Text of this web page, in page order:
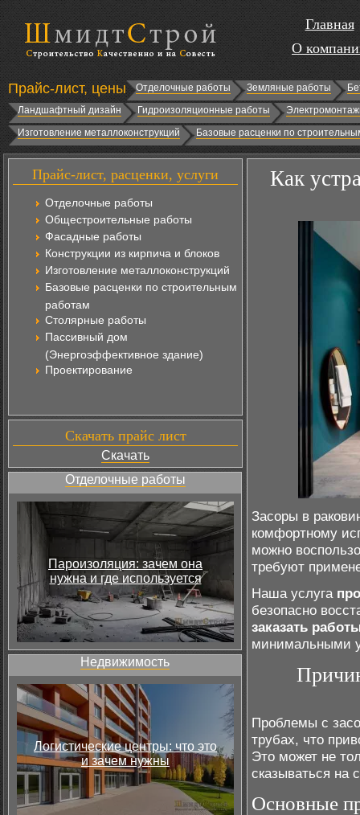
Главная
О
Прайс-лист, цены Отделочные работы Земляные работы
Ландшафтный дизайн
Гидроизоляционные работы
Изготовление металлоконструкций
Базовые расценки по
Прайс-лист, расценки, услуги
Отделочные работы
Общестроительные работы
Фасадные работы
Конструкции из кирпича и блоков
Изготовление металлоконструкций
Базовые расценки по строительным
работам
Столярные работы
Пассивный дом
(Энергоэффективное здание)
Проектирование
Скачать прайс лист
Скачать
Отделочные работы
Пароизоляция: зачем она
нужна и где используется
Недвижимость
Логистические центры: что это
и зачем нужны
Как
Засоры в
комфортному
можно
требуют
Наша услуга
безопасно
заказать
минимальными
Проблемы с
трубах, что
Это может не
сказываться на
Основные